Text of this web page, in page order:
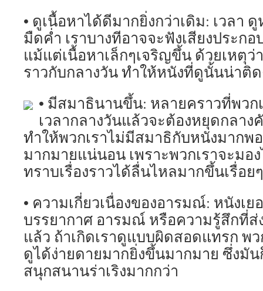
• ดูเนื้อหาได้ดีมากยิ่งกว่าเดิม: เวลา
มืดค่ำ เราบางทีอาจจะฟังเสียงประก
แม้แต่เนื้อหาเล็กๆเจริญขึ้น ด้วยเหตุ
ราวกับกลางวัน ทำให้หนังที่ดูนั้นน่าติ
• มีสมาธินานขึ้น: หลายคราวที่พวก
เวลากลางวันแล้วจะต้องหยุดกลา
ทำให้พวกเราไม่มีสมาธิกับหนังมากพ
มากมายแน่นอน เพราะพวกเราจะมอ
ทราบเรื่องราวได้ลื่นไหลมากขึ้นเรื่อยๆ
• ความเกี่ยวเนื่องของอารมณ์: หนังเ
บรรยากาศ อารมณ์ หรือความรู้สึกที่
แล้ว ถ้าเกิดเราดูแบบผิดสอดแทรก พ
ดูได้ง่ายดายมากยิ่งขึ้นมากมาย ซึ่งมั
สนุกสนานร่าเริงมากกว่า